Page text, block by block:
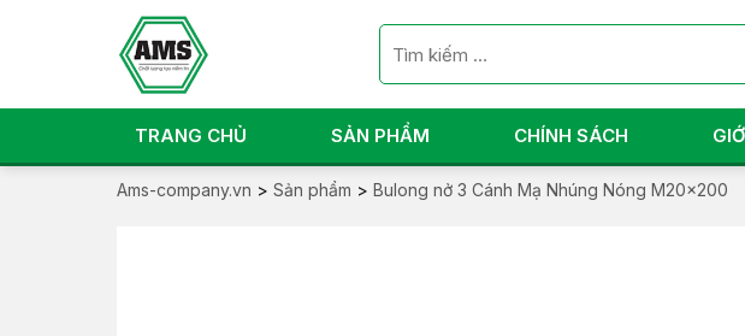
TRANG CHỦ SẢN PHẨM CHÍNH SÁCH
Ams-company.vn > Sản phẩm > Bulong nở 3 Cánh Mạ Nhúng Nóng M20x200